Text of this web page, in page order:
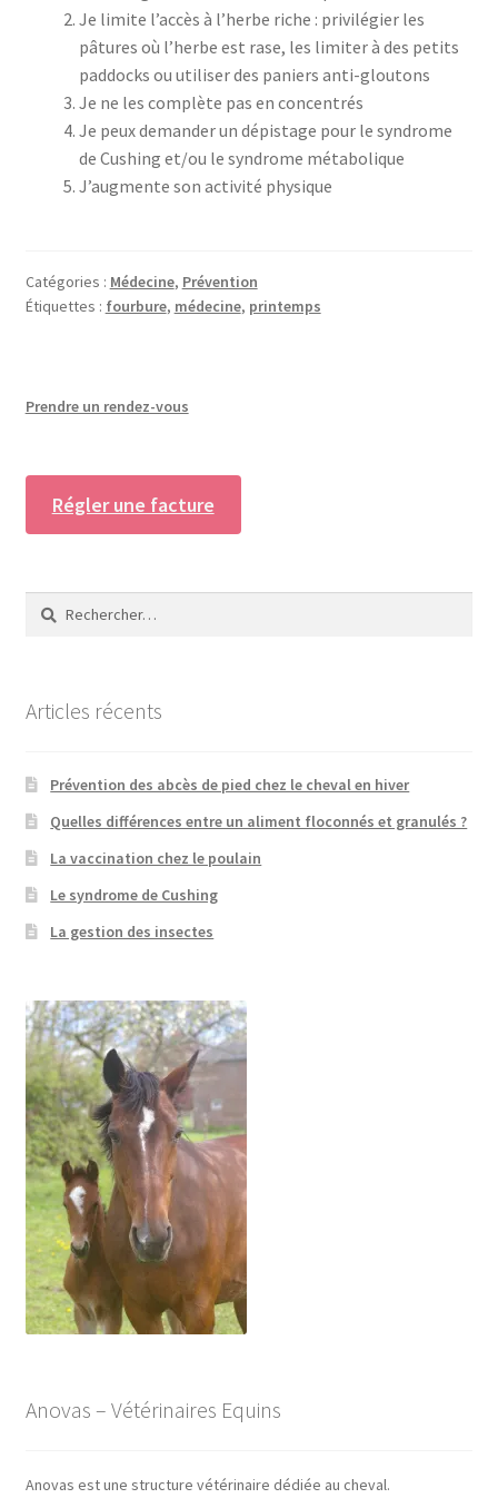
Je limite l’accès à l’herbe riche : privilégier les
pâtures où l’herbe est rase, les limiter à des petits
paddocks ou utiliser des paniers anti-gloutons
Je ne les complète pas en concentrés
Je peux demander un dépistage pour le syndrome
de Cushing et/ou le syndrome métabolique
J’augmente son activité physique
Catégories : Médecine, Prévention
Étiquettes : fourbure, médecine, printemps
Prendre un rendez-vous
Régler une facture
Rechercher :
Articles récents
Prévention des abcès de pied chez le cheval en hiver
Quelles différences entre un aliment floconnés et granulés ?
La vaccination chez le poulain
Le syndrome de Cushing
La gestion des insectes
Anovas – Vétérinaires Equins
Anovas est une structure vétérinaire dédiée au cheval.